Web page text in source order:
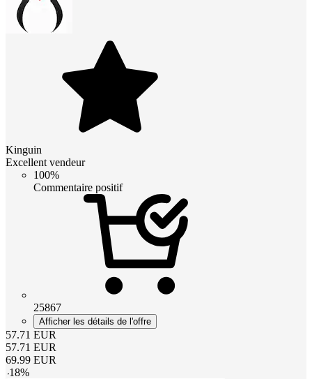
Kinguin
Excellent vendeur
100%
Commentaire positif
25867
Afficher les détails de l'offre
57.71 EUR
57.71 EUR
69.99 EUR
-18%